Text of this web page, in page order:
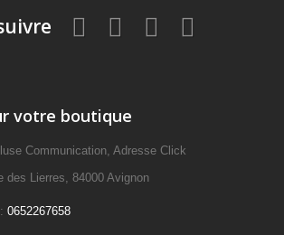
votre boutique
Communication, Adresse Click
des Lierres, 84000 Avignon
0652267658